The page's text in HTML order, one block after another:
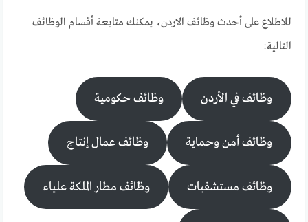
للاطلاع على أحدث وظائف الاردن، يمكنك متابعة أقسام الوظائف
التالية:
وظائف في الأردن وظائف حكومية
وظائف أمن وحماية وظائف عمال إنتاج
وظائف مستشفيات وظائف مطار الملكة علياء